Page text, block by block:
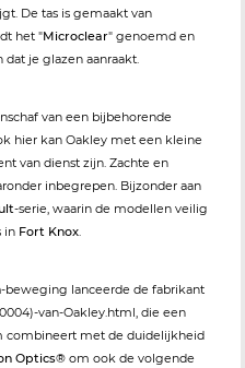
De tas is gemaakt van
het "Microclear" genoemd en
je glazen aanraakt.
van een bijbehorende
hier kan Oakley met een kleine
van dienst zijn. Zachte en
inbegrepen. Bijzonder aan
-serie, waarin de modellen veilig
in Fort Knox.
-beweging lanceerde de fabrikant
van-Oakley.html, die een
combineert met de duidelijkheid
Optics® om ook de volgende